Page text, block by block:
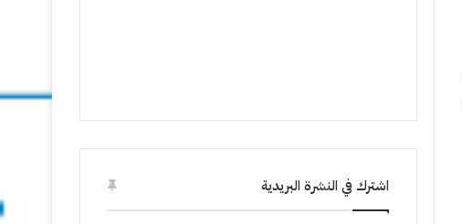
اشترك في النشرة البريدية